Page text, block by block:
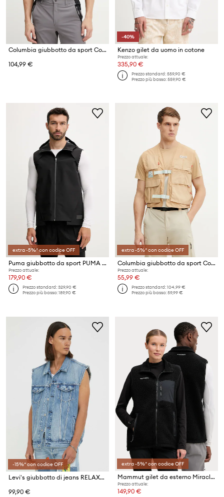
Columbia giubbotto da sport Cove Beach
104,99 €
-40%
Kenzo gilet da uomo in cotone
Prezzo attuale:
335,90 €
Prezzo standard:559,90 €
Prezzo più basso:559,90 €
extra -5%* con codice OFF
Puma giubbotto da sport PUMA x HELIOT EMIL
Prezzo attuale:
179,90 €
Prezzo standard:329,90 €
Prezzo più basso:189,90 €
extra -5%* con codice OFF
Columbia giubbotto da sport Cove Beach
Prezzo attuale:
55,99 €
Prezzo standard:104,99 €
Prezzo più basso:59,99 €
-15%* con codice OFF
Levi's giubbotto di jeans RELAXED
99,90 €
extra -5%* con codice OFF
Mammut gilet da esterno Miracle
Prezzo attuale:
149,90 €